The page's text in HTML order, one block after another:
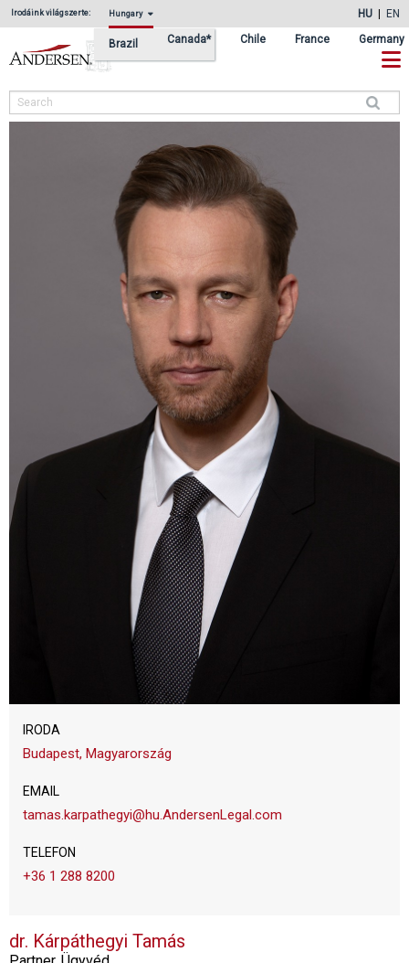
Ugrás
elsődleges
Skip
main
Irodáink világszerte: Hungary
Brazil Canada* Chile France Germany
HU EN
Search
IRODA
Budapest, Magyarország
EMAIL
tamas.karpathegyi@hu.AndersenLegal.com
TELEFON
+36 1 288 8200
dr. Kárpáthegyi Tamás